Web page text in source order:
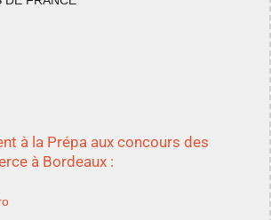
à la Prépa aux concours des
à Bordeaux :